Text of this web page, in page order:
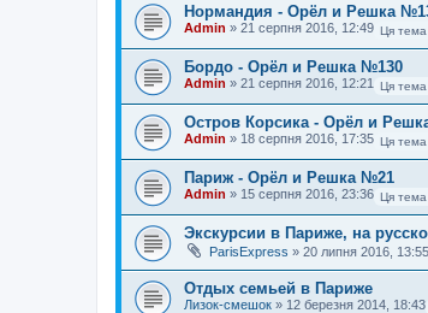
Нормандия - Орёл и Решка
Admin » 21 серпня 2016, 12:49 Ця тема
Бордо - Орёл и Решка №130
Admin » 21 серпня 2016, 12:21 Ця тема
Остров Корсика - Орёл и
Admin » 18 серпня 2016, 17:35 Ця тема
Париж - Орёл и Решка №21
Admin » 15 серпня 2016, 23:36 Ця тема
Экскурсии в Париже, на
ParisExpress » 20 липня 2016, 13:55
Отдых семьей в Париже
Лизок-смешок » 12 березня 2014, 18:43